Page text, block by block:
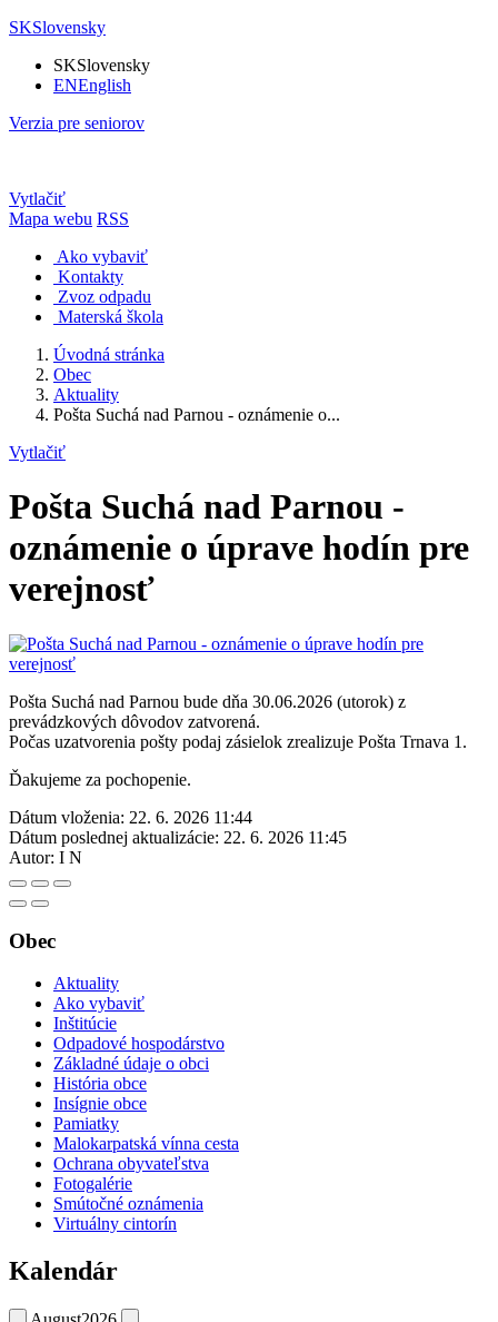
SKSlovensky
SKSlovensky
ENEnglish
Verzia pre seniorov
Vytlačiť
Mapa webu RSS
Ako vybaviť
Kontakty
Zvoz odpadu
Materská škola
Úvodná stránka
Obec
Aktuality
Pošta Suchá nad Parnou - oznámenie o...
Vytlačiť
Pošta Suchá nad Parnou -
oznámenie o úprave hodín pre
verejnosť
Pošta Suchá nad Parnou bude dňa 30.06.2026 (utorok) z
prevádzkových dôvodov zatvorená.
Počas uzatvorenia pošty podaj zásielok zrealizuje Pošta Trnava 1.
Ďakujeme za pochopenie.
Dátum vloženia: 22. 6. 2026 11:44
Dátum poslednej aktualizácie: 22. 6. 2026 11:45
Autor: I N
Obec
Aktuality
Ako vybaviť
Inštitúcie
Odpadové hospodárstvo
Základné údaje o obci
História obce
Insígnie obce
Pamiatky
Malokarpatská vínna cesta
Ochrana obyvateľstva
Fotogalérie
Smútočné oznámenia
Virtuálny cintorín
Kalendár